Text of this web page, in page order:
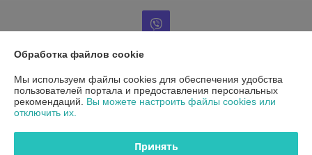
Информация для покупателя
Юридическое лицо: ООО"ДетальРемСервис"
220141 г. Минск, ул. Франциска Скорины 54А, офис 401
Обработка файлов cookie
Мы используем файлы cookies для обеспечения удобства
пользователей портала и предоставления персональных
рекомендаций. Вы можете настроить файлы cookies или
отключить их.
Принять